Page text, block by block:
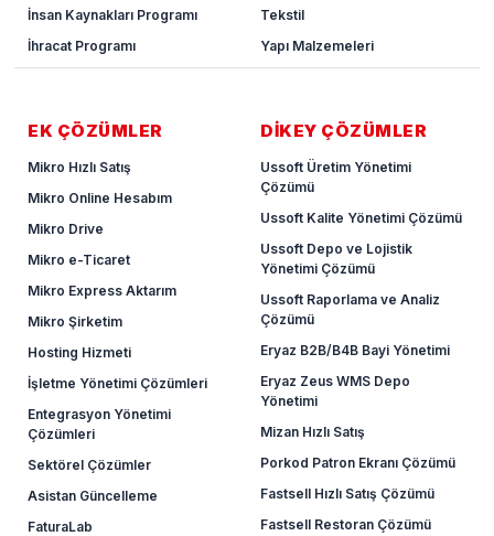
İnsan Kaynakları Programı
İhracat Programı
Tekstil
Yapı Malzemeleri
EK ÇÖZÜMLER
Mikro Hızlı Satış
Mikro Online Hesabım
Mikro Drive
Mikro e-Ticaret
Mikro Express Aktarım
Mikro Şirketim
Hosting Hizmeti
İşletme Yönetimi Çözümleri
Entegrasyon Yönetimi
Çözümleri
Sektörel Çözümler
Asistan Güncelleme
FaturaLab
DİKEY ÇÖZÜMLER
Ussoft Üretim Yönetimi
Çözümü
Ussoft Kalite Yönetimi Çözümü
Ussoft Depo ve Lojistik
Yönetimi Çözümü
Ussoft Raporlama ve Analiz
Çözümü
Eryaz B2B/B4B Bayi Yönetimi
Eryaz Zeus WMS Depo
Yönetimi
Mizan Hızlı Satış
Porkod Patron Ekranı Çözümü
Fastsell Hızlı Satış Çözümü
Fastsell Restoran Çözümü